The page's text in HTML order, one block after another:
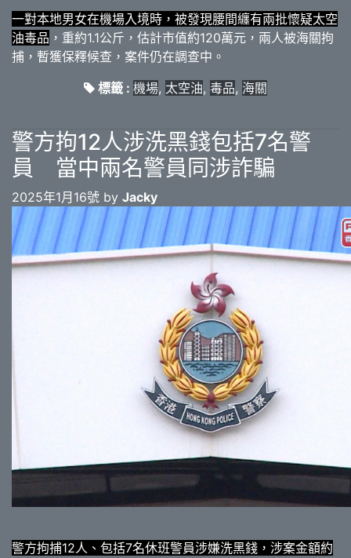
一對本地男女在機場入境時，被發現腰間纏有兩批懷疑太空
油毒品 ，重約1.1公斤，估計市值約120萬元，兩人被海關拘
捕，暫獲保釋候查，案件仍在調查中。
標籤 : 機場, 太空油, 毒品, 海關
警方拘12人涉洗黑錢包括7名警
員 當中兩名警員同涉詐騙
2025年1月16號 by Jacky
警方拘捕12人、包括7名休班警員涉嫌洗黑錢，涉案金額約